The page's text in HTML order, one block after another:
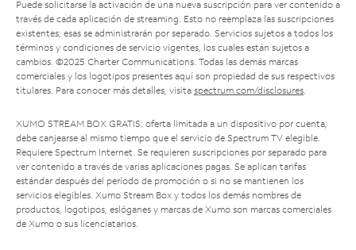
Puede solicitarse la activación de una nueva suscripción para ver contenido a
través de cada aplicación de streaming. Esto no reemplaza las suscripciones
existentes; esas se administrarán por separado. Servicios sujetos a todos los
términos y condiciones de servicio vigentes, los cuales están sujetos a
cambios. ©2025 Charter Communications. Todas las demás marcas
comerciales y los logotipos presentes aquí son propiedad de sus respectivos
titulares. Para conocer más detalles, visita spectrum.com/disclosures.
XUMO STREAM BOX GRATIS: oferta limitada a un dispositivo por cuenta;
debe canjearse al mismo tiempo que el servicio de Spectrum TV elegible.
Requiere Spectrum Internet. Se requieren suscripciones por separado para
ver contenido a través de varias aplicaciones pagas. Se aplican tarifas
estándar después del período de promoción o si no se mantienen los
servicios elegibles. Xumo Stream Box y todos los demás nombres de
productos, logotipos, eslóganes y marcas de Xumo son marcas comerciales
de Xumo o sus licenciatarios.